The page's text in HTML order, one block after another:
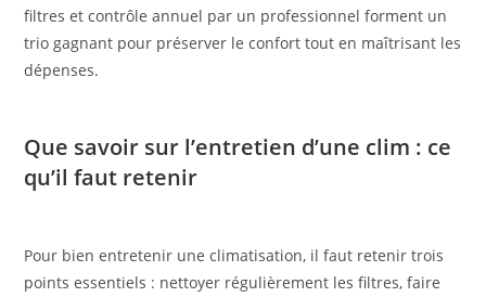
filtres et contrôle annuel par un professionnel forment un
trio gagnant pour préserver le confort tout en maîtrisant les
dépenses.
Que savoir sur l’entretien d’une clim : ce
qu’il faut retenir
Pour bien entretenir une climatisation, il faut retenir trois
points essentiels : nettoyer régulièrement les filtres, faire